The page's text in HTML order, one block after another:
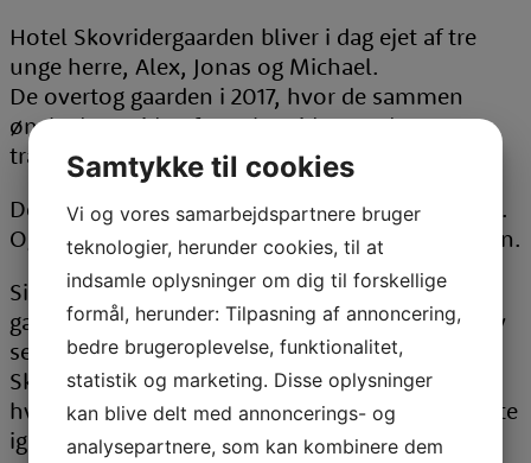
Hotel Skovridergaarden bliver i dag ejet af tre
unge herre, Alex, Jonas og Michael.
De overtog gaarden i 2017, hvor de sammen
ønskede at videreføre Skovridergaardens
traditioner, og gode køkken.
De er kendt for deres gode mad og gode service.
Og det er det der er i hovedsædet her på gaarden.
Siden 1836 har der været drevet restaurant på
gaarden, dog hed det, Den Borgerlige, men blev
senere omdøbt til Skovridergaarden.
Skovridergaarden brændte delvist ned i 1952,
hvor den blev opført igen i 1955. Gården brændte
igen i 1974, imens der var over 30 mennesker
Samtykke til cookies
Vi og vores samarbejdspartnere bruger
teknologier, herunder cookies, til at
indsamle oplysninger om dig til forskellige
formål, herunder: Tilpasning af annoncering,
bedre brugeroplevelse, funktionalitet,
statistik og marketing. Disse oplysninger
kan blive delt med annoncerings- og
analysepartnere, som kan kombinere dem